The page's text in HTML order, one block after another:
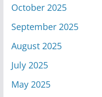
October 2025
September 2025
August 2025
July 2025
May 2025